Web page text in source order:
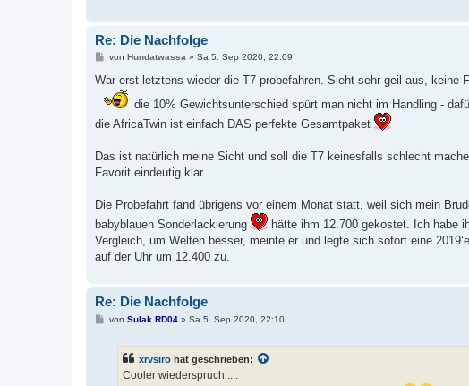
Re: Die Nachfolge
B
i
r
g
von Hundatwassa» Sa 5. Sep 2020, 22:09
War erst letztens wieder die T7 probefahren. Sieht sehr geil aus, keine
die 10% Gewichtsunterschied spürt man nicht im Handling -
die AfricaTwin ist einfach DAS perfekte Gesamtpaket
Das ist natürlich meine Sicht und soll die T7 keinesfalls schlecht
Favorit eindeutig klar.
Die Probefahrt fand übrigens vor einem Monat statt, weil sich mein
babyblauen Sonderlackierung
hätte ihm 12.700 gekostet. Ich habe
Vergleich, um Welten besser, meinte er und legte sich sofort eine
auf der Uhr um 12.400 zu.
Re: Die Nachfolge
Bvon Sulak RD04» Sa 5. Sep 2020, 22:10
xrvsiro hat geschrieben:
Cooler wiederspruch.....